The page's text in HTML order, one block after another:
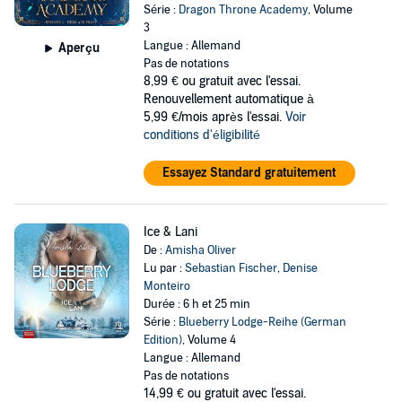
Aperçu
Série : Dragon Throne Academy, Volume
3
Langue : Allemand
Pas de notations
8,99 € ou gratuit avec l'essai.
Renouvellement automatique à
5,99 €/mois après l'essai. Voir
conditions d'éligibilité
Essayez Standard gratuitement
Ice & Lani
De :Amisha Oliver
Lu par :Sebastian Fischer, Denise
Monteiro
Durée : 6 h et 25 min
Série : Blueberry Lodge-Reihe (German
Edition), Volume 4
Langue : Allemand
Pas de notations
14,99 € ou gratuit avec l'essai.